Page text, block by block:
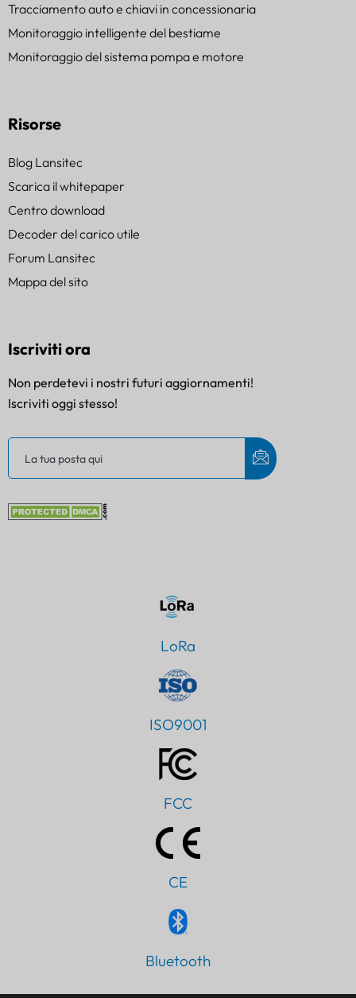
Tracciamento auto e chiavi in concessionaria
Monitoraggio intelligente del bestiame
Monitoraggio del sistema pompa e motore
Risorse
Blog Lansitec
Scarica il whitepaper
Centro download
Decoder del carico utile
Forum Lansitec
Mappa del sito
Iscriviti ora
Non perdetevi i nostri futuri aggiornamenti!
Iscriviti oggi stesso!
LoRa
ISO9001
FCC
CE
Bluetooth